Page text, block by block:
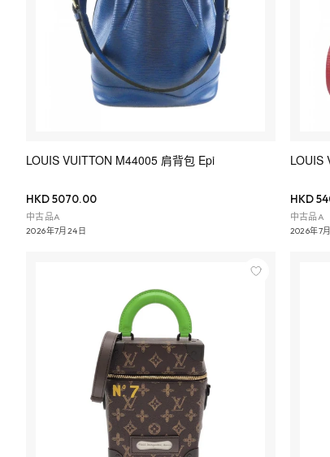
LOUIS VUITTON M44005 肩背包 Epi
HKD 5070.00
中古品A
2026年7月24日
LOUIS
HKD
中古品A
2026年7